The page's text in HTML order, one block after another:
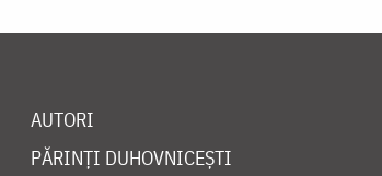
AUTORI
PĂRINȚI DUHOVNICEȘTI